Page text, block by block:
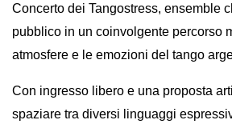
Concerto dei Tangostress, ensemble
pubblico in un coinvolgente percorso
atmosfere e le emozioni del tango
Con ingresso libero e una proposta
spaziare tra diversi linguaggi